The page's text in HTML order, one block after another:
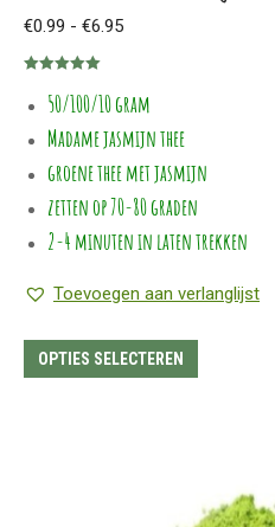
€0.99 - €6.95Prijsklasse:
€6.95
uit 5
50/100/10 gram
Madame jasmijn thee
groene thee met jasmijn
zetten op 70-80 graden
2-4 minuten in laten trekken
Toevoegen aan verlanglijst
OPTIES SELECTEREN
Deze